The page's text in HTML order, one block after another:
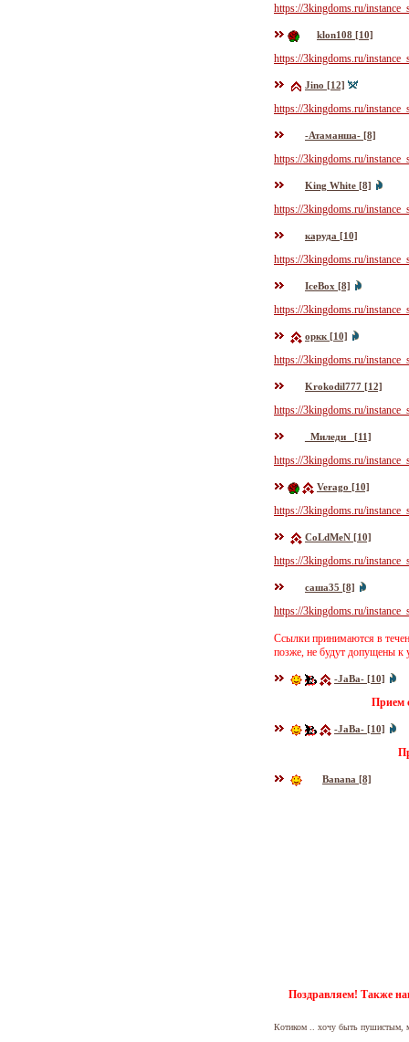
https://3kingdoms.ru/
klon108 [10]
https://3kingdoms.ru/
Jino [12]
https://3kingdoms.ru/
-Атаманша- [8]
https://3kingdoms.ru/
King White [8]
https://3kingdoms.ru/
каруда [10]
https://3kingdoms.ru/
IceBox [8]
https://3kingdoms.ru/
оркк [10]
https://3kingdoms.ru/
Krokodil777 [12]
https://3kingdoms.ru/
_Миледи_ [11]
https://3kingdoms.ru/
Verago [10]
https://3kingdoms.ru/
CoLdMeN [10]
https://3kingdoms.ru/
саша35 [8]
https://3kingdoms.ru/
Ссылки принимаются в
позже, не будут допущены к
-JaBa- [10]
Прием
-JaBa- [10]
Banana [8]
Поздравляем! Также
Котиком .. хочу быть пушистым,